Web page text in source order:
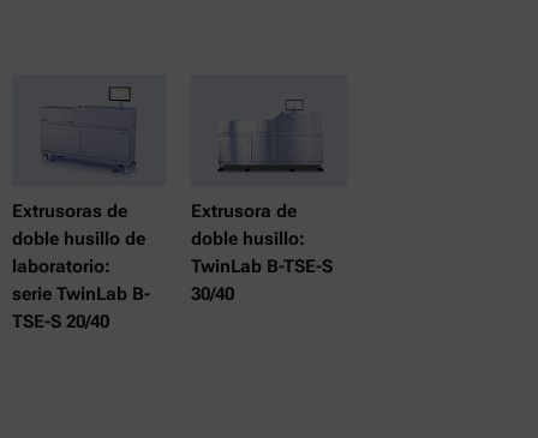
Extrusoras de
doble husillo de
laboratorio:
serie TwinLab B-
TSE-S 20/40
Extrusora de
doble husillo:
TwinLab B-TSE-S
30/40